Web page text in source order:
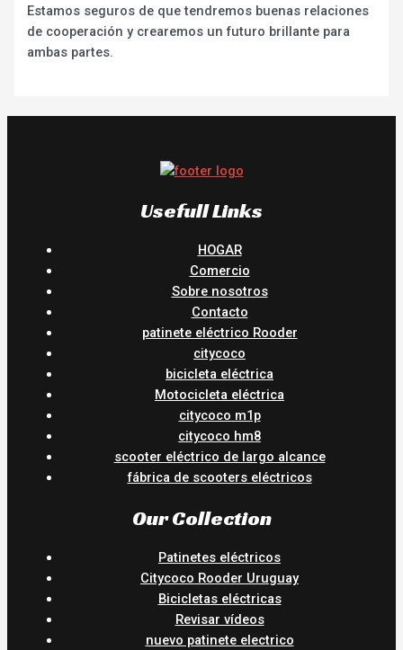
Estamos seguros de que tendremos buenas relaciones
de cooperación y crearemos un futuro brillante para
ambas partes.
Usefull Links
HOGAR
Comercio
Sobre nosotros
Contacto
patinete eléctrico Rooder
citycoco
bicicleta eléctrica
Motocicleta eléctrica
citycoco m1p
citycoco hm8
scooter eléctrico de largo alcance
fábrica de scooters eléctricos
Our Collection
Patinetes eléctricos
Citycoco Rooder Uruguay
Bicicletas eléctricas
Revisar vídeos
nuevo patinete electrico